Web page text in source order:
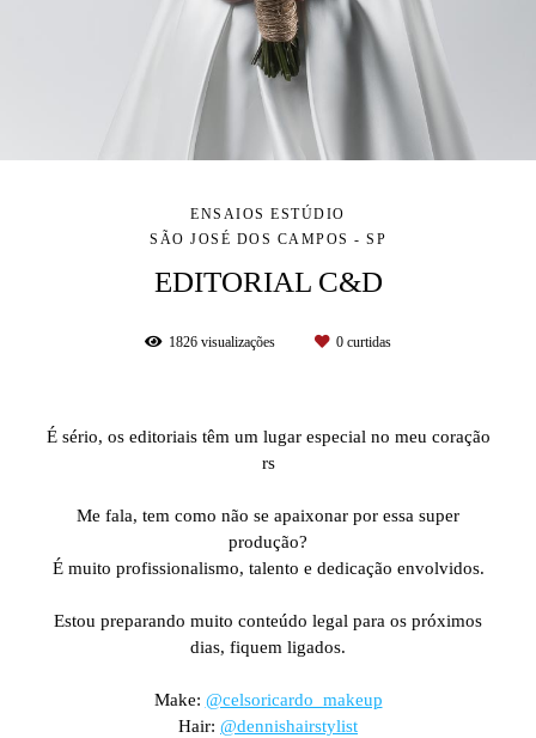
ENSAIOS ESTÚDIO
SÃO JOSÉ DOS CAMPOS - SP
EDITORIAL C&D
1826 visualizações 0 curtidas
É sério, os editoriais têm um lugar especial no meu coração
rs
Me fala, tem como não se apaixonar por essa super
produção?
É muito profissionalismo, talento e dedicação envolvidos.
Estou preparando muito conteúdo legal para os próximos
dias, fiquem ligados.
Make: @celsoricardo_makeup
Hair: @dennishairstylist